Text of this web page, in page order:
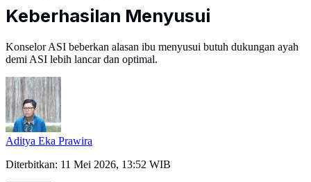
Keberhasilan Menyusui
Konselor ASI beberkan alasan ibu menyusui butuh dukungan ayah
demi ASI lebih lancar dan optimal.
Aditya Eka Prawira
Diterbitkan: 11 Mei 2026, 13:52 WIB